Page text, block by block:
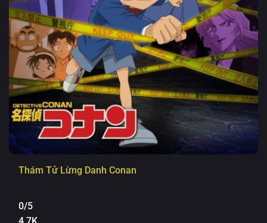
Thám Tử Lừng Danh Conan
0/5